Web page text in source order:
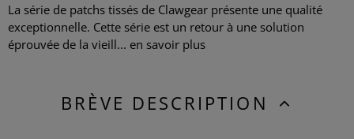
La série de patchs tissés de Clawgear présente une qualité
exceptionnelle. Cette série est un retour à une solution
éprouvée de la vieill... en savoir plus
BRÈVE DESCRIPTION